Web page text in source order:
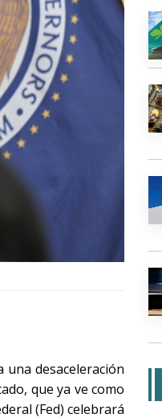
desaceleración
que ya ve como
(Fed) celebrará